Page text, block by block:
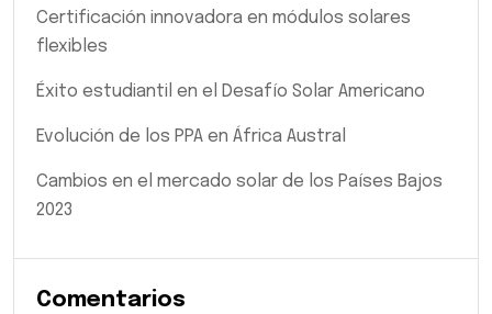
Certificación innovadora en módulos solares
flexibles
Éxito estudiantil en el Desafío Solar Americano
Evolución de los PPA en África Austral
Cambios en el mercado solar de los Países Bajos
2023
Comentarios